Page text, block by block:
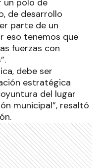
un polo de
de desarrollo
parte de un
eso tenemos que
fuerzas con
debe ser
estratégica
del lugar
municipal”, resaltó